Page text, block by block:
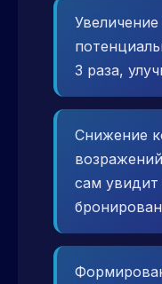
3 раза,
Снижение
сам увидит